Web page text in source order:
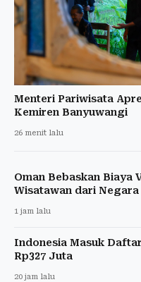
Menteri Pariwisata
Kemiren Banyuwangi
26 menit lalu
Oman Bebaskan Biaya
Wisatawan dari
1 jam lalu
Indonesia Masuk
Rp327 Juta
20 jam lalu